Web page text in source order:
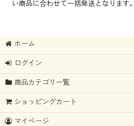
い商品に合わせて一括発送となります。
ホーム
ログイン
商品カテゴリ一覧
ショッピングカート
マイページ